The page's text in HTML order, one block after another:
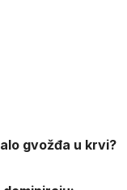
gvožđa u krvi?